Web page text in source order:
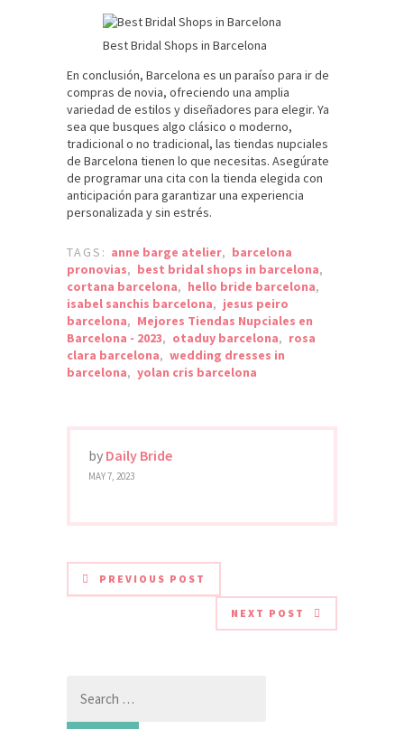
Best Bridal Shops in Barcelona
En conclusión, Barcelona es un paraíso para ir de
compras de novia, ofreciendo una amplia
variedad de estilos y diseñadores para elegir. Ya
sea que busques algo clásico o moderno,
tradicional o no tradicional, las tiendas nupciales
de Barcelona tienen lo que necesitas. Asegúrate
de programar una cita con la tienda elegida con
anticipación para garantizar una experiencia
personalizada y sin estrés.
TAGS: anne barge atelier, barcelona
pronovias, best bridal shops in barcelona,
cortana barcelona, hello bride barcelona,
isabel sanchis barcelona, jesus peiro
barcelona, Mejores Tiendas Nupciales en
Barcelona - 2023, otaduy barcelona, rosa
clara barcelona, wedding dresses in
barcelona, yolan cris barcelona
by Daily Bride
MAY 7, 2023
PREVIOUS POST
NEXT POST
for: